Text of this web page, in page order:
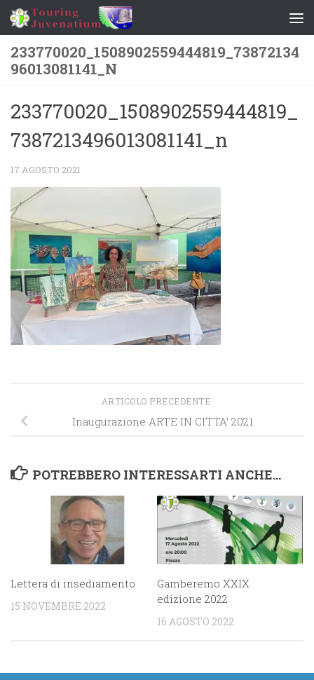
Salta al contenuto
233770020_1508902559444819_73872134
96013081141_N
233770020_1508902559444819_
7387213496013081141_n
17 AGOSTO 2021
ARTICOLO PRECEDENTE
Inaugurazione ARTE IN CITTA’ 2021
POTREBBERO INTERESSARTI ANCHE...
Lettera di insediamento
15 NOVEMBRE 2022
Gamberemo XXIX
edizione 2022
16 AGOSTO 2022